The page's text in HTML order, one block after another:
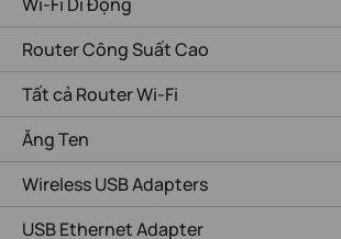
Router Công Suất Cao
Tất cả Router Wi-Fi
Ăng Ten
Wireless USB Adapters
USB Ethernet Adapter